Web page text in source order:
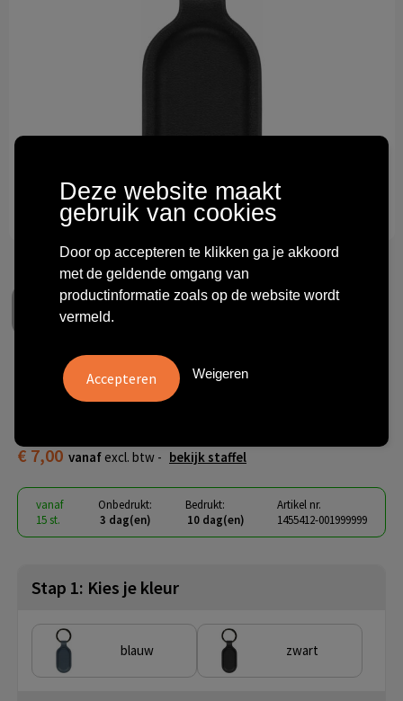
Technologie & gadgets
Themageschenken
Sleutelhanger met
€ 7,00 vanaf excl. btw - bekijk staffel
vanaf
15 st.
Onbedrukt:
3 dag(en)
Bedrukt:
10 dag(en)
Artikel nr.
1455412-001999999
Stap 1: Kies je kleur
blauw zwart
Deze website maakt
gebruik van cookies
Door op accepteren te klikken ga je akkoord
met de geldende omgang van
productinformatie zoals op de website wordt
vermeld.
Weigeren